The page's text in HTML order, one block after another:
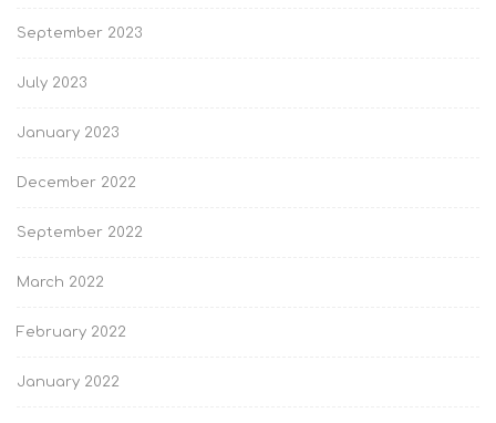
September 2023
July 2023
January 2023
December 2022
September 2022
March 2022
February 2022
January 2022